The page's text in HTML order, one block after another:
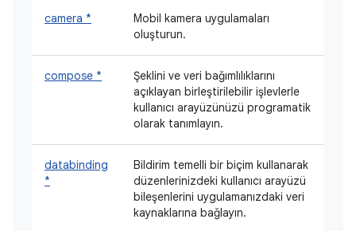
camera *
Mobil kamera uygulamaları
oluşturun.
compose *
Şeklini ve veri bağımlılıklarını
açıklayan birleştirilebilir işlevlerle
kullanıcı arayüzünüzü programatik
olarak tanımlayın.
databinding
*
Bildirim temelli bir biçim kullanarak
düzenlerinizdeki kullanıcı arayüzü
bileşenlerini uygulamanızdaki veri
kaynaklarına bağlayın.